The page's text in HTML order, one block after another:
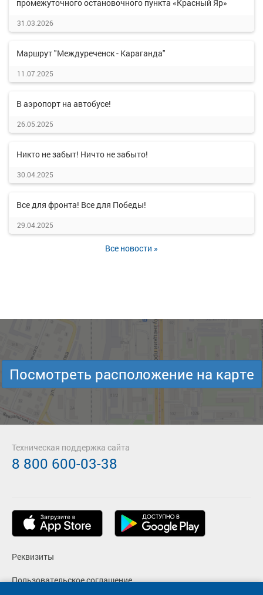
промежуточного остановочного пункта «Красный Яр»
31.03.2026
Маршрут "Междуреченск - Караганда"
11.07.2025
В аэропорт на автобусе!
26.05.2025
Никто не забыт! Ничто не забыто!
30.04.2025
Все для фронта! Все для Победы!
29.04.2025
Все новости »
Посмотреть расположение на карте
Реквизиты
Пользовательское соглашение
Техническая поддержка сайта
8 800 600-03-38